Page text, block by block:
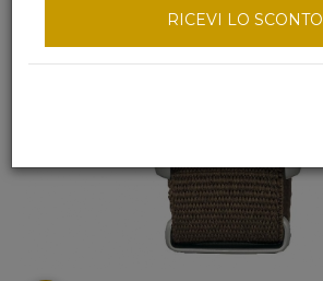
RICEVI LO SCONTO